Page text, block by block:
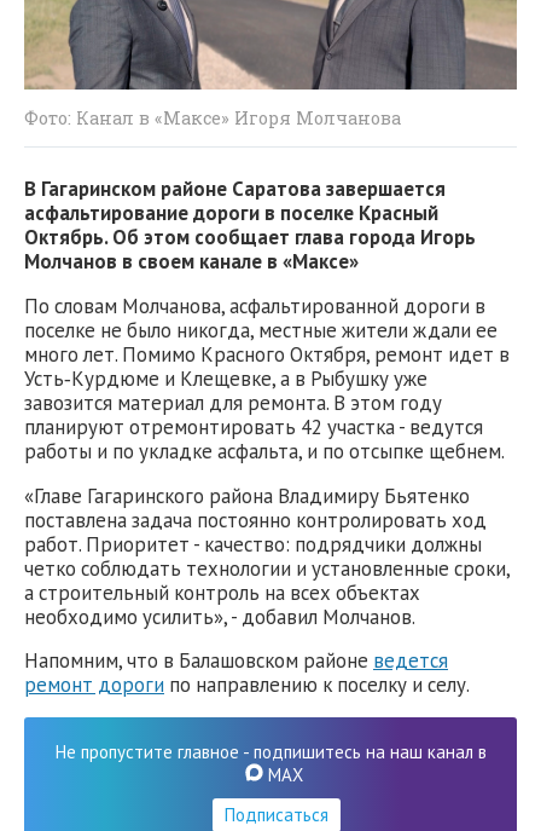
Фото: Канал в «Максе» Игоря Молчанова
В Гагаринском районе Саратова завершается
асфальтирование дороги в поселке Красный
Октябрь. Об этом сообщает глава города Игорь
Молчанов в своем канале в «Максе»
По словам Молчанова, асфальтированной дороги в
поселке не было никогда, местные жители ждали ее
много лет. Помимо Красного Октября, ремонт идет в
Усть‑Курдюме и Клещевке, а в Рыбушку уже
завозится материал для ремонта. В этом году
планируют отремонтировать 42 участка - ведутся
работы и по укладке асфальта, и по отсыпке щебнем.
«Главе Гагаринского района Владимиру Бьятенко
поставлена задача постоянно контролировать ход
работ. Приоритет - качество: подрядчики должны
четко соблюдать технологии и установленные сроки,
а строительный контроль на всех объектах
необходимо усилить», - добавил Молчанов.
Напомним, что в Балашовском районе ведется
ремонт дороги по направлению к поселку и селу.
Не пропустите главное - подпишитесь на наш канал в
MAX
Подписаться